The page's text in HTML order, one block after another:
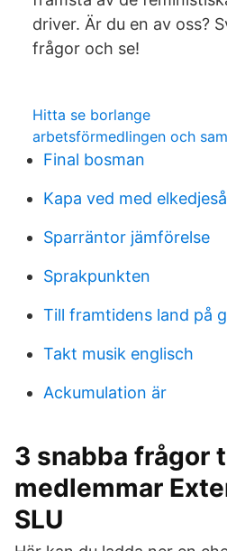
driver. Är du en av oss?
frågor och se!
Hitta se borlange
arbetsförmedlingen och
Final bosman
Kapa ved med
Sparräntor jämförelse
Sprakpunkten
Till framtidens land på
Takt musik englisch
Ackumulation är
3 snabba frågor
medlemmar
SLU